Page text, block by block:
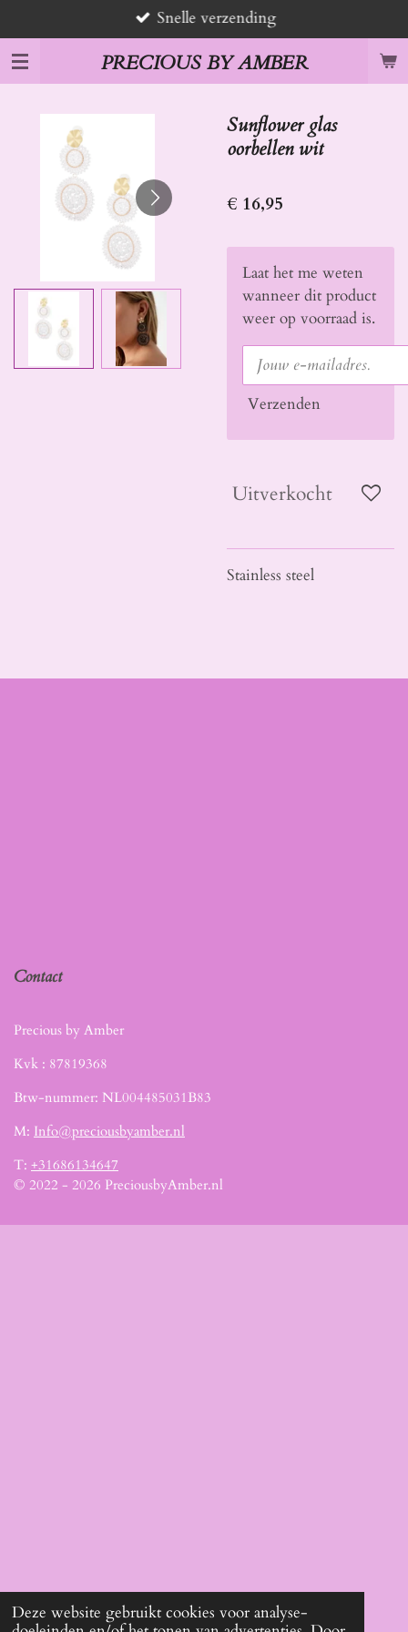
Deze website gebruikt cookies voor analyse-
direct
naar
de
hoofdinhoud
PRECIOUS BY AMBER
Snelle verzending
Sunflower glas
oorbellen wit
€ 16,95
Laat het me weten
wanneer dit product
weer op voorraad is.
Verzenden
Uitverkocht
Stainless steel
Contact
Precious by Amber
Kvk : 87819368
Btw-nummer: NL004485031B83
M: Info@preciousbyamber.nl
T: +31686134647
© 2022 - 2026 PreciousbyAmber.nl